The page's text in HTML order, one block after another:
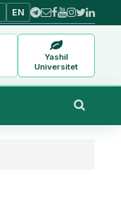
EN
Yashil
Universitet